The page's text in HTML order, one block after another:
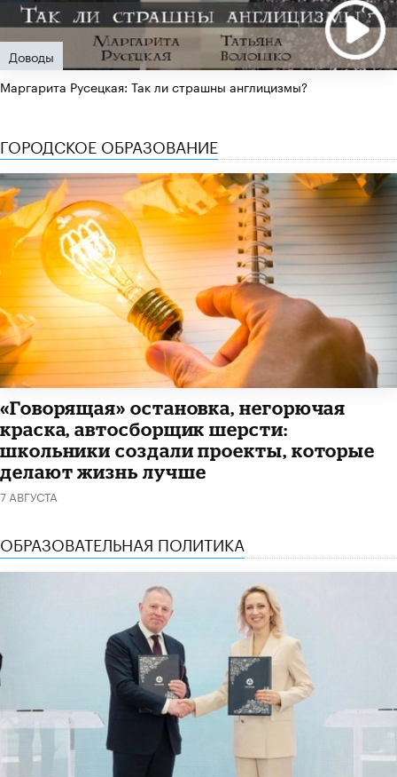
Доводы
Маргарита Русецкая: Так ли страшны англицизмы?
ГОРОДСКОЕ ОБРАЗОВАНИЕ
​«Говорящая» остановка, негорючая
краска, автосборщик шерсти:
школьники создали проекты, которые
делают жизнь лучше
7 АВГУСТА
ОБРАЗОВАТЕЛЬНАЯ ПОЛИТИКА